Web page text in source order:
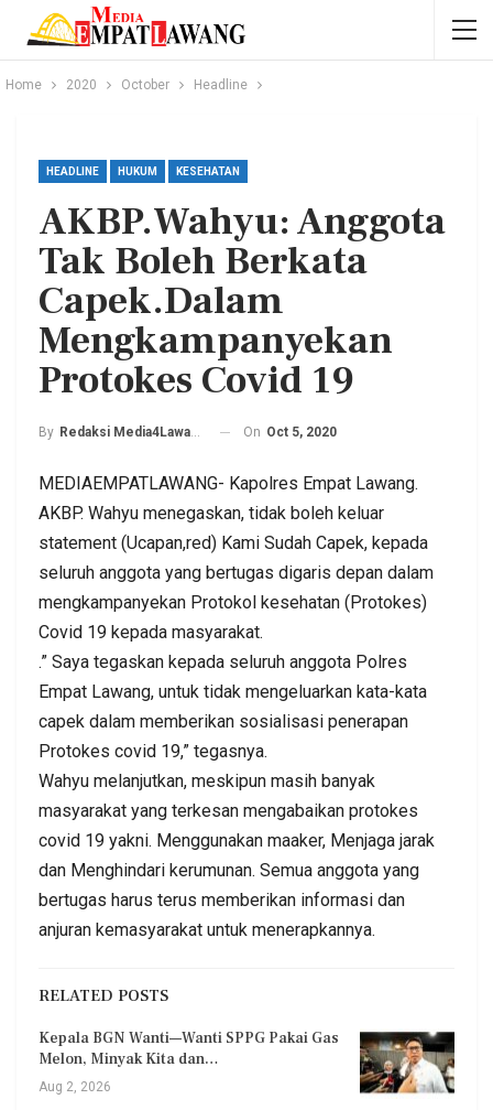
Home 2020 October Headline
HEADLINE HUKUM KESEHATAN
AKBP.Wahyu: Anggota
Tak Boleh Berkata
Capek.Dalam
Mengkampanyekan
Protokes Covid 19
By Redaksi Media4Lawang On Oct 5, 2020
MEDIAEMPATLAWANG- Kapolres Empat Lawang.
AKBP. Wahyu menegaskan, tidak boleh keluar
statement (Ucapan,red) Kami Sudah Capek, kepada
seluruh anggota yang bertugas digaris depan dalam
mengkampanyekan Protokol kesehatan (Protokes)
Covid 19 kepada masyarakat.
.” Saya tegaskan kepada seluruh anggota Polres
Empat Lawang, untuk tidak mengeluarkan kata-kata
capek dalam memberikan sosialisasi penerapan
Protokes covid 19,” tegasnya.
Wahyu melanjutkan, meskipun masih banyak
masyarakat yang terkesan mengabaikan protokes
covid 19 yakni. Menggunakan maaker, Menjaga jarak
dan Menghindari kerumunan. Semua anggota yang
bertugas harus terus memberikan informasi dan
anjuran kemasyarakat untuk menerapkannya.
RELATED POSTS
Kepala BGN Wanti—Wanti SPPG Pakai Gas
Melon, Minyak Kita dan…
Aug 2, 2026